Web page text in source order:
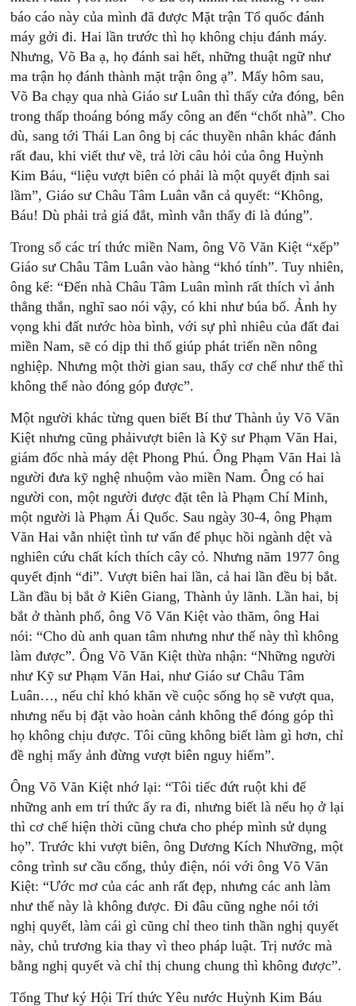
báo cáo này của mình đã được Mặt trận Tổ quốc đánh
máy gởi đi. Hai lần trước thì họ không chịu đánh máy.
Nhưng, Võ Ba ạ, họ đánh sai hết, những thuật ngữ như
ma trận họ đánh thành mặt trận ông ạ”. Mấy hôm sau,
Võ Ba chạy qua nhà Giáo sư Luân thì thấy cửa đóng, bên
trong thấp thoáng bóng mấy công an đến “chốt nhà”. Cho
dù, sang tới Thái Lan ông bị các thuyền nhân khác đánh
rất đau, khi viết thư về, trả lời câu hỏi của ông Huỳnh
Kim Báu, “liệu vượt biên có phải là một quyết định sai
lầm”, Giáo sư Châu Tâm Luân vẫn cả quyết: “Không,
Báu! Dù phải trả giá đắt, mình vẫn thấy đi là đúng”.
Trong số các trí thức miền Nam, ông Võ Văn Kiệt “xếp”
Giáo sư Châu Tâm Luân vào hàng “khó tính”. Tuy nhiên,
ông kể: “Đến nhà Châu Tâm Luân mình rất thích vì ảnh
thẳng thắn, nghĩ sao nói vậy, có khi như búa bổ. Ảnh hy
vọng khi đất nước hòa bình, với sự phì nhiêu của đất đai
miền Nam, sẽ có dịp thi thố giúp phát triển nền nông
nghiệp. Nhưng một thời gian sau, thấy cơ chế như thế thì
không thể nào đóng góp được”.
Một người khác từng quen biết Bí thư Thành ủy Võ Văn
Kiệt nhưng cũng phảivượt biên là Kỹ sư Phạm Văn Hai,
giám đốc nhà máy dệt Phong Phú. Ông Phạm Văn Hai là
người đưa kỹ nghệ nhuộm vào miền Nam. Ông có hai
người con, một người được đặt tên là Phạm Chí Minh,
một người là Phạm Ái Quốc. Sau ngày 30-4, ông Phạm
Văn Hai vẫn nhiệt tình tư vấn để phục hồi ngành dệt và
nghiên cứu chất kích thích cây cỏ. Nhưng năm 1977 ông
quyết định “đi”. Vượt biên hai lần, cả hai lần đều bị bắt.
Lần đầu bị bắt ở Kiên Giang, Thành ủy lãnh. Lần hai, bị
bắt ở thành phố, ông Võ Văn Kiệt vào thăm, ông Hai
nói: “Cho dù anh quan tâm nhưng như thế này thì không
làm được”. Ông Võ Văn Kiệt thừa nhận: “Những người
như Kỹ sư Phạm Văn Hai, như Giáo sư Châu Tâm
Luân…, nếu chỉ khó khăn về cuộc sống họ sẽ vượt qua,
nhưng nếu bị đặt vào hoàn cảnh không thể đóng góp thì
họ không chịu được. Tôi cũng không biết làm gì hơn, chỉ
đề nghị mấy ảnh đừng vượt biên nguy hiểm”.
Ông Võ Văn Kiệt nhớ lại: “Tôi tiếc đứt ruột khi để
những anh em trí thức ấy ra đi, nhưng biết là nếu họ ở lại
thì cơ chế hiện thời cũng chưa cho phép mình sử dụng
họ”. Trước khi vượt biên, ông Dương Kích Nhưỡng, một
công trình sư cầu cống, thủy điện, nói với ông Võ Văn
Kiệt: “Ước mơ của các anh rất đẹp, nhưng các anh làm
như thế này là không được. Đi đâu cũng nghe nói tới
nghị quyết, làm cái gì cũng chỉ theo tinh thần nghị quyết
này, chủ trương kia thay vì theo pháp luật. Trị nước mà
bằng nghị quyết và chỉ thị chung chung thì không được”.
Tổng Thư ký Hội Trí thức Yêu nước Huỳnh Kim Báu